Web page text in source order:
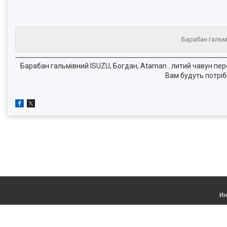
Барабан
Барабан гальмівний ISUZU, Богдан, Ataman . литий чавун
Вам будуть